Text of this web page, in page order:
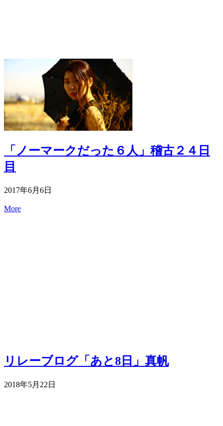
「ノーマークだった６人」稽古２４日
目
2017年6月6日
More
リレーブログ「あと8日」真帆
2018年5月22日